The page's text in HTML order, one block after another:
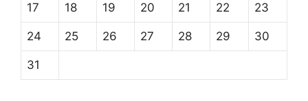
17 18 19 20 21 22 23
24 25 26 27 28 29 30
31